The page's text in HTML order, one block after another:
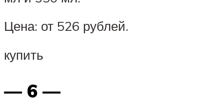
Цена: от 526 рублей.
купить
— 6 —